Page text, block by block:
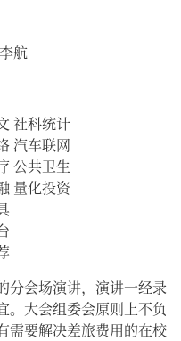
航
社科统计
汽车联网
公共卫生
量化投资
分会场演讲，演讲一经录
。大会组委会原则上不负
需要解决差旅费用的在校